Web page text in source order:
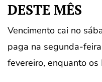
DESTE MÊS
Vencimento cai no
paga na segunda-
fevereiro, enquanto